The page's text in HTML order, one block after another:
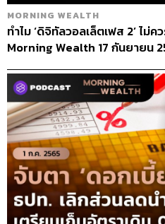
MORNING WEALTH
ทำไม ‘ดิจิทัลวอลเล็ตเฟส 2’ ไม่ค
Morning Wealth 17 กันยายน